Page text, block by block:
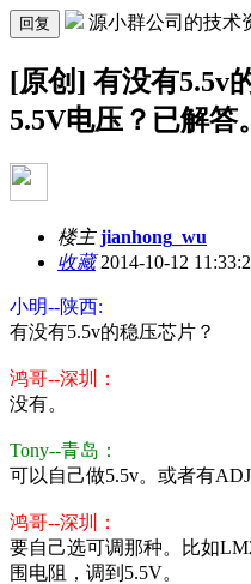
回复 源小群公司的技术
[原创] 有没有5.5v
5.5V电压？已解答
楼主 jianhong_wu
收藏2014-10-12
小明--陕西:
有没有5.5v的稳压芯片？
鸿哥--深圳：
没有。
Tony--青岛：
可以自己做5.5v。或者有ADJ
鸿哥--深圳：
要自己选可调那种。比如
围电阻，调到5.5V。